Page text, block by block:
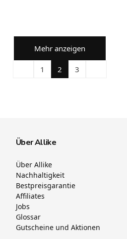
Mehr anzeigen
1 2 3
Über Allike
Über Allike
Nachhaltigkeit
Bestpreisgarantie
Affiliates
Jobs
Glossar
Gutscheine und Aktionen